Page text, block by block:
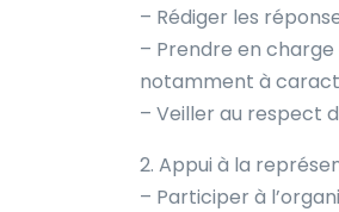
– Rédiger les
– Prendre en charge
notamment à
– Veiller au respect
2. Appui à la
– Participer à